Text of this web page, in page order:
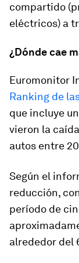
compartido
eléctricos) a
¿Dónde cae
Euromonitor
Ranking de
que incluye
vieron la
autos entre
Según el
reducción,
período de
alrededor del